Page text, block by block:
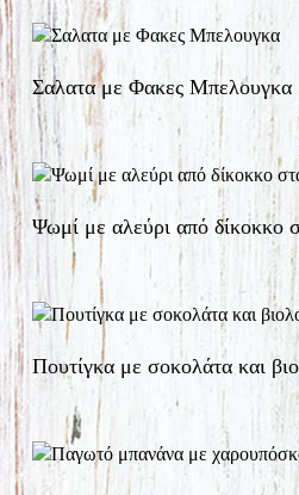
Σαλατα με Φακες Μπελουγκα
Ψωμί με αλεύρι από δίκοκκο
Πουτίγκα με σοκολάτα και